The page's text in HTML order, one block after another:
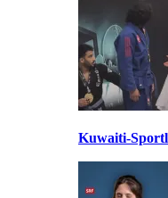
Kuwaiti-